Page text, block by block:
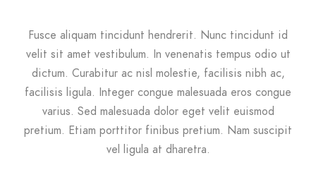
Fusce aliquam tincidunt hendrerit. Nunc tincidunt id
velit sit amet vestibulum. In venenatis tempus odio ut
dictum. Curabitur ac nisl molestie, facilisis nibh ac,
facilisis ligula. Integer congue malesuada eros congue
varius. Sed malesuada dolor eget velit euismod
pretium. Etiam porttitor finibus pretium. Nam suscipit
vel ligula at dharetra.